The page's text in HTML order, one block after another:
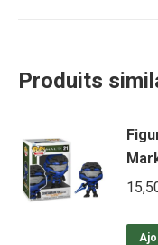
Produits